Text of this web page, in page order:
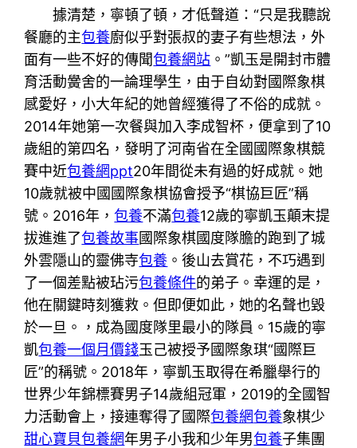
據清楚，寧頓了頓，才低聲道：“只是我聽說
餐廳的主包養廚似乎對張叔的妻子有些想法，外
面有一些不好的傳聞包養網站 。”凱玉是開封市體
育活動黌舍的一論理學生，由于自幼對國際象棋
感愛好，小大年紀的她曾經獲得了不俗的成就。
2014年她第一次餐與加入李成智杯，便拿到了10
歲組的第四名，發明了河南省在全國國際象棋競
賽中近包養網ppt20年間從未有過的好成就。她
10歲就被中國國際象棋協會授予“棋協巨匠”稱
號。2016年，包養不滿包養12歲的寧凱玉顛末提
拔進進了包養故事國際象棋國度隊膽的跑到了城
外雲隱山的靈佛寺包養 。後山去賞花，不巧遇到
了一個差點被玷污包養條件的弟子。幸運的是，
他在關鍵時刻獲救。但即便如此，她的名聲也毀
於一旦。，成為國度隊里最小的隊員。15歲的寧
凱包養一個月價錢玉己被授予國際象琪“國際巨
匠”的稱號。2018年，寧凱玉取得在希臘舉行的
世界少年錦標賽男子14歲組冠軍，2019的全國智
力活動會上，接連奪得了國際包養網包養象棋少
甜心寶貝包養網年男子小我和少年男包養子集團